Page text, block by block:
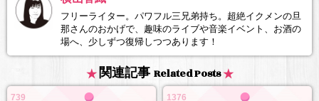
フリーライター。パワフル三兄弟持ち。超絶イクメンの旦
那さんのおかげで、趣味のライブや音楽イベント、お酒の
場へ、少しずつ復帰しつつあります！
関連記事 Related Posts
739
1376